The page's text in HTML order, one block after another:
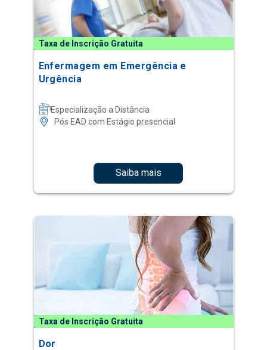
Taxa de Inscrição Gratuita
Enfermagem em Emergência e
Urgência
Especialização a Distância
Pós EAD com Estágio presencial
Saiba mais
Taxa de Inscrição Gratuita
Dor